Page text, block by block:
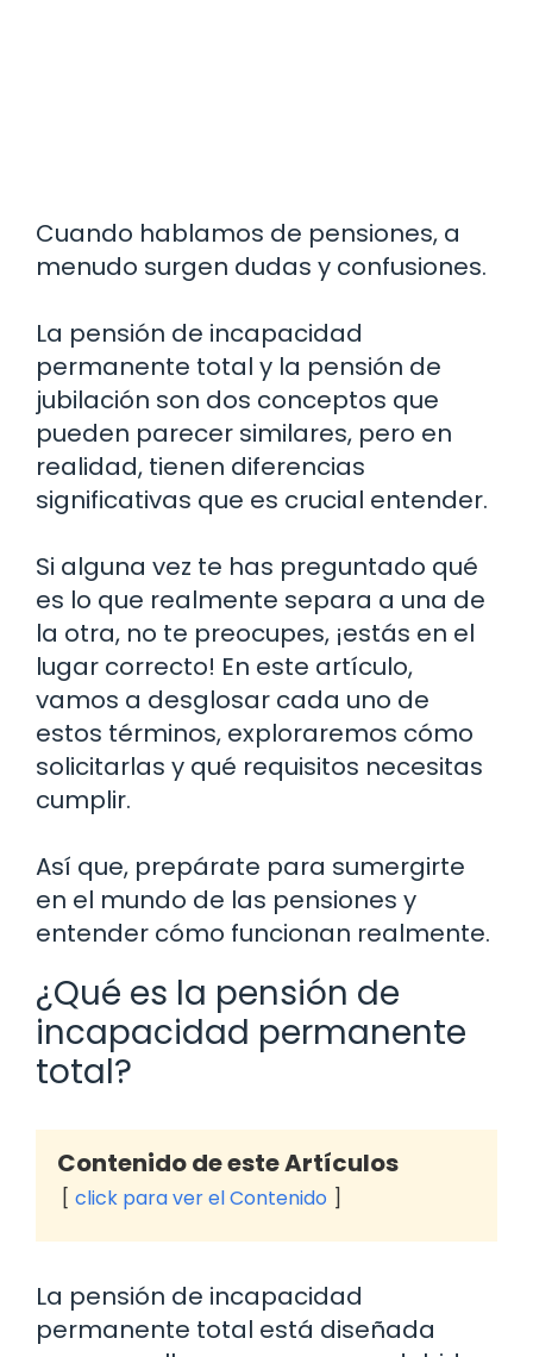
Cuando hablamos de pensiones, a
menudo surgen dudas y confusiones.
La pensión de incapacidad
permanente total y la pensión de
jubilación son dos conceptos que
pueden parecer similares, pero en
realidad, tienen diferencias
significativas que es crucial entender.
Si alguna vez te has preguntado qué
es lo que realmente separa a una de
la otra, no te preocupes, ¡estás en el
lugar correcto! En este artículo,
vamos a desglosar cada uno de
estos términos, exploraremos cómo
solicitarlas y qué requisitos necesitas
cumplir.
Así que, prepárate para sumergirte
en el mundo de las pensiones y
entender cómo funcionan realmente.
¿Qué es la pensión de
incapacidad permanente
total?
Contenido de este Artículos
click para ver el Contenido
La pensión de incapacidad
permanente total está diseñada